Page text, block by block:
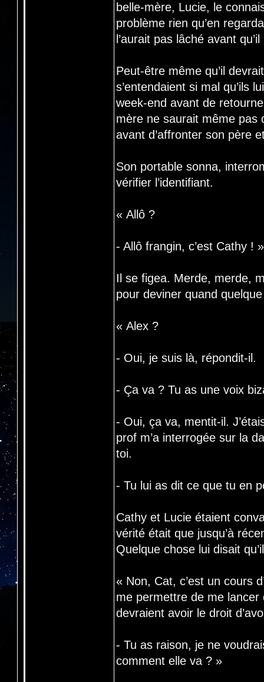
belle-mère, Lucie, le
problème rien qu’en
l’aurait pas lâché avant
Peut-être même qu’il
s’entendaient si mal qu’ils
week-end avant de
mère ne saurait même pas
avant d’affronter son père
Son portable sonna,
vérifier l’identifiant.
« Allô ?
- Allô frangin, c’est Cathy ! »
Il se figea. Merde, merde,
pour deviner quand
« Alex ?
- Oui, je suis là, répondit-il.
- Ça va ? Tu as une voix
- Oui, ça va, mentit-il.
prof m’a interrogée sur la
toi.
- Tu lui as dit ce que tu en
Cathy et Lucie étaient
vérité était que jusqu’à
Quelque chose lui disait
« Non, Cat, c’est un cours
me permettre de me
devraient avoir le droit
- Tu as raison, je ne
comment elle va ? »